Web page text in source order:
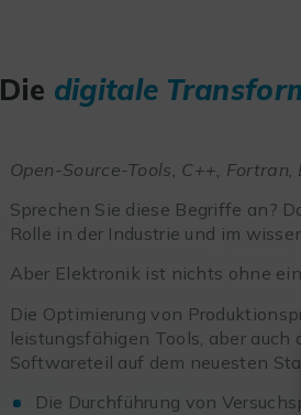
Die digitale
Open-Source-Tools, C++,
Sprechen Sie diese Begriffe an?
Rolle in der Industrie und im
Aber Elektronik ist nichts ohne
Die Optimierung von
leistungsfähigen Tools, aber auch
Softwareteil auf dem neuesten
Die Durchführung von